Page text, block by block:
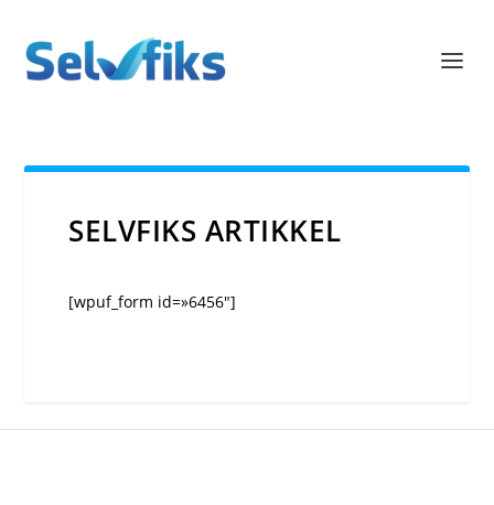
SELVFIKS ARTIKKEL
[wpuf_form id=»6456″]